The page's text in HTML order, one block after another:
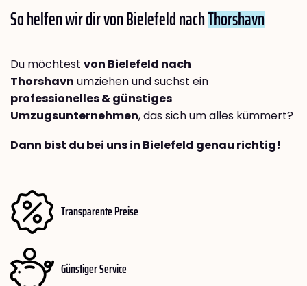
So helfen wir dir von Bielefeld nachThorshavn
Du möchtest von Bielefeld nach
Thorshavn umziehen und suchst ein
professionelles & günstiges
Umzugsunternehmen, das sich um alles kümmert?
Dann bist du bei uns in Bielefeld genau richtig!
Transparente Preise
Günstiger Service